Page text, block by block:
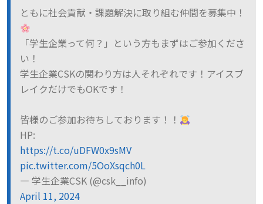
ともに社会貢献・課題解決に取り組む仲間を募集中！
「学生企業って何？」という方もまずはご参加くださ
い！
学生企業CSKの関わり方は人それぞれです！アイスブ
レイクだけでもOKです！
皆様のご参加お待ちしております！！
HP:
https://t.co/uDFW0x9sMV
pic.twitter.com/5OoXsqch0L
— 学生企業CSK (@csk__info)
April 11, 2024